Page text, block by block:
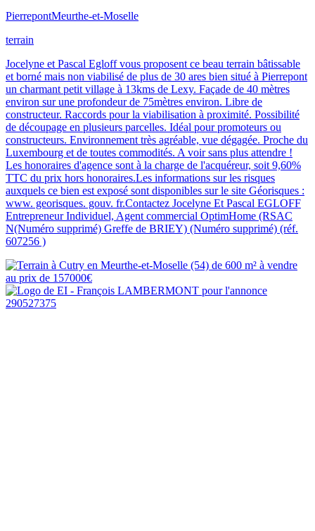
PierrepontMeurthe-et-Moselle
terrain
Jocelyne et Pascal Egloff vous proposent ce beau terrain bâtissable
et borné mais non viabilisé de plus de 30 ares bien situé à Pierrepont
un charmant petit village à 13kms de Lexy. Façade de 40 mètres
environ sur une profondeur de 75mètres environ. Libre de
constructeur. Raccords pour la viabilisation à proximité. Possibilité
de découpage en plusieurs parcelles. Idéal pour promoteurs ou
constructeurs. Environnement très agréable, vue dégagée. Proche du
Luxembourg et de toutes commodités. A voir sans plus attendre !
Les honoraires d'agence sont à la charge de l'acquéreur, soit 9,60%
TTC du prix hors honoraires.Les informations sur les risques
auxquels ce bien est exposé sont disponibles sur le site Géorisques :
www. georisques. gouv. fr.Contactez Jocelyne Et Pascal EGLOFF
Entrepreneur Individuel, Agent commercial OptimHome (RSAC
N(Numéro supprimé) Greffe de BRIEY) (Numéro supprimé) (réf.
607256 )